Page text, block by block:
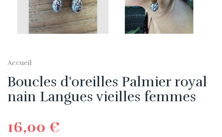
Accueil
Boucles d'oreilles Palmier royal
nain Langues vieilles femmes
16,00 €